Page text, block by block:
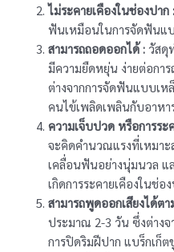
ไม่ระคายเคืองในช่องปาก :
ฟันเหมือนในการจัดฟันแ
สามารถถอดออกได้ : วัสดุ
มีความยืดหยุ่น ง่ายต่อกา
ต่างจากการจัดฟันแบบเ
คนไข้เพลิดเพลินกับอาห
ความเจ็บปวด หรือการระ
จะคิดคำนวณแรงที่เหมา
เคลื่อนฟันอย่างนุ่มนวล แ
เกิดการระคายเคืองในช่อ
สามารถพูดออกเสียงได้ต
ประมาณ 2-3 วัน ซึ่งต่าง
การปิดริมฝีปาก แบร็กเก็